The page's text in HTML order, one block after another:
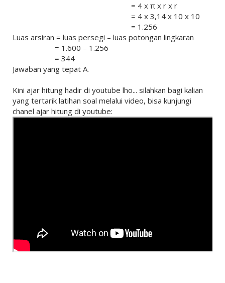
= 4 x π x r x r
= 4 x 3,14 x 10 x 10
= 1.256
Luas arsiran = luas persegi – luas potongan lingkaran
= 1.600 – 1.256
= 344
Jawaban yang tepat A.
Kini ajar hitung hadir di youtube lho... silahkan bagi kalian
yang tertarik latihan soal melalui video, bisa kunjungi
chanel ajar hitung di youtube: